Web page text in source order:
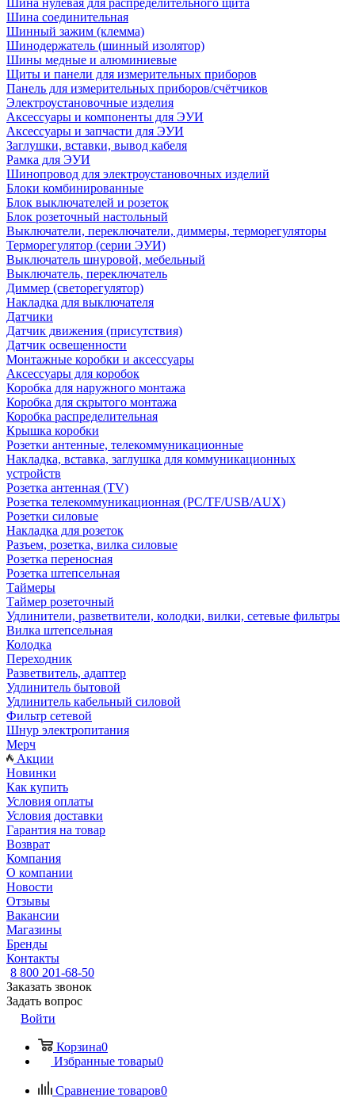
Шина нулевая для распределительного щита
Шина соединительная
Шинный зажим (клемма)
Шинодержатель (шинный изолятор)
Шины медные и алюминиевые
Щиты и панели для измерительных приборов
Панель для измерительных приборов/счётчиков
Электроустановочные изделия
Аксессуары и компоненты для ЭУИ
Аксессуары и запчасти для ЭУИ
Заглушки, вставки, вывод кабеля
Рамка для ЭУИ
Шинопровод для электроустановочных изделий
Блоки комбинированные
Блок выключателей и розеток
Блок розеточный настольный
Выключатели, переключатели, диммеры, терморегуляторы
Терморегулятор (серии ЭУИ)
Выключатель шнуровой, мебельный
Выключатель, переключатель
Диммер (светорегулятор)
Накладка для выключателя
Датчики
Датчик движения (присутствия)
Датчик освещенности
Монтажные коробки и аксессуары
Аксессуары для коробок
Коробка для наружного монтажа
Коробка для скрытого монтажа
Коробка распределительная
Крышка коробки
Розетки антенные, телекоммуникационные
Накладка, вставка, заглушка для коммуникационных
устройств
Розетка антенная (TV)
Розетка телекоммуникационная (PC/TF/USB/AUX)
Розетки силовые
Накладка для розеток
Разъем, розетка, вилка силовые
Розетка переносная
Розетка штепсельная
Таймеры
Таймер розеточный
Удлинители, разветвители, колодки, вилки, сетевые фильтры
Вилка штепсельная
Колодка
Переходник
Разветвитель, адаптер
Удлинитель бытовой
Удлинитель кабельный силовой
Фильтр сетевой
Шнур электропитания
Мерч
Акции
Новинки
Как купить
Условия оплаты
Условия доставки
Гарантия на товар
Возврат
Компания
О компании
Новости
Отзывы
Вакансии
Магазины
Бренды
Контакты
8 800 201-68-50
Заказать звонок
Задать вопрос
Войти
Корзина0
Избранные товары0
Сравнение товаров0